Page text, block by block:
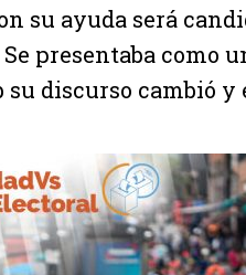
su ayuda será
presentaba como
su discurso cambió y